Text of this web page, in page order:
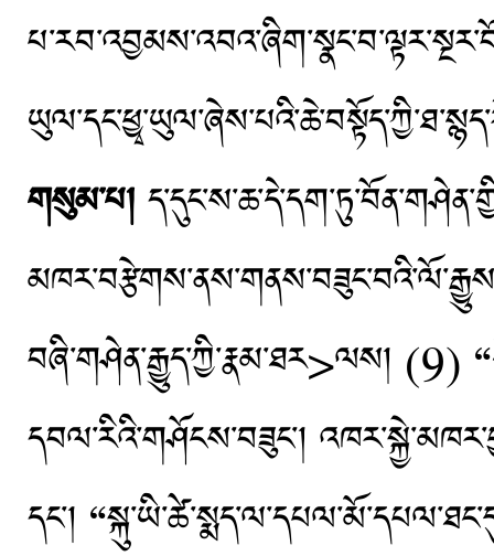
གསུམ་པ།
བཞི་གཤེན་རྒྱུད་ཀྱི་རྣམ་ཐར>ལས། (9)
དབལ་རིའི་གཤོངས་བཟུང་།
དང་།